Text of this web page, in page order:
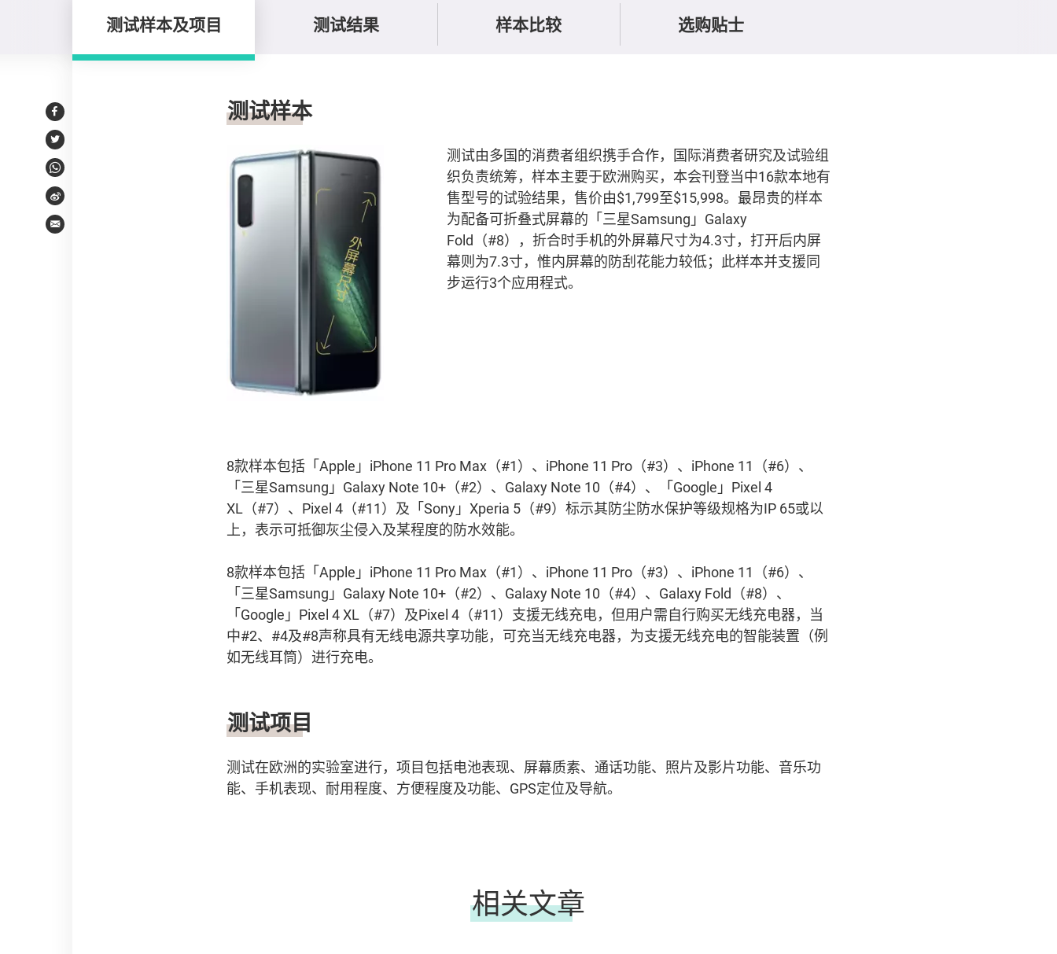
测试样本及项目 测试结果 样本比较 选购贴士
Facebook
Twitter
WhatsApp
Weibo
Email
测试样本及项目
测试样本
测试由多国的消费者组织携手合作，国际消费者研究及试验组
织负责统筹，样本主要于欧洲购买，本会刊登当中16款本地有
售型号的试验结果，售价由$1,799至$15,998。最昂贵的样本
为配备可折叠式屏幕的「三星Samsung」Galaxy
Fold（#8），折合时手机的外屏幕尺寸为4.3寸，打开后内屏
幕则为7.3寸，惟内屏幕的防刮花能力较低；此样本并支援同
步运行3个应用程式。
8款样本包括「Apple」iPhone 11 Pro Max（#1）、iPhone 11 Pro（#3）、iPhone 11（#6）、
「三星Samsung」Galaxy Note 10+（#2）、Galaxy Note 10（#4）、「Google」Pixel 4
XL（#7）、Pixel 4（#11）及「Sony」Xperia 5（#9）标示其防尘防水保护等级规格为IP 65或以
上，表示可抵御灰尘侵入及某程度的防水效能。
8款样本包括「Apple」iPhone 11 Pro Max（#1）、iPhone 11 Pro（#3）、iPhone 11（#6）、
「三星Samsung」Galaxy Note 10+（#2）、Galaxy Note 10（#4）、Galaxy Fold（#8）、
「Google」Pixel 4 XL（#7）及Pixel 4（#11）支援无线充电，但用户需自行购买无线充电器，当
中#2、#4及#8声称具有无线电源共享功能，可充当无线充电器，为支援无线充电的智能装置（例
如无线耳筒）进行充电。
测试项目
测试在欧洲的实验室进行，项目包括电池表现、屏幕质素、通话功能、照片及影片功能、音乐功
能、手机表现、耐用程度、方便程度及功能、GPS定位及导航。
相关文章